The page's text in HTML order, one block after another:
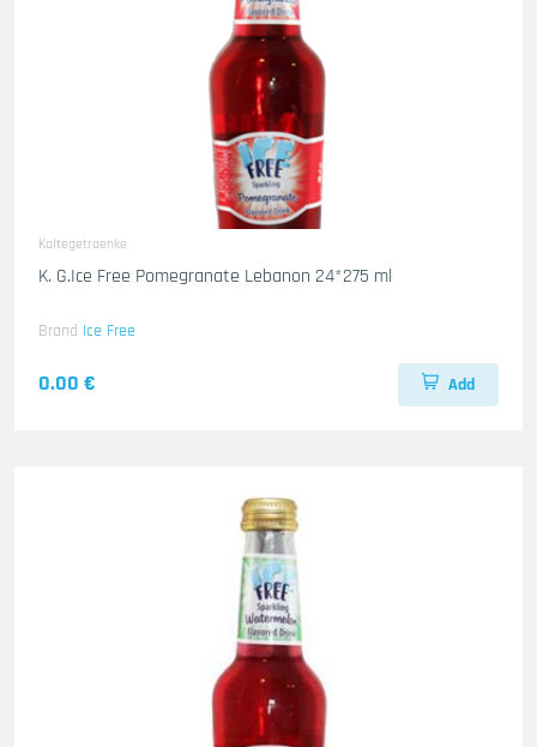
Kaltegetraenke
K. G.Ice Free Pomegranate Lebanon 24*275 ml
Brand Ice Free
0.00 € Add